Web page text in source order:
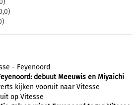
- Feyenoord
debuut Meeuwis en Miyaichi
kijken vooruit naar Vitesse
op Vitesse